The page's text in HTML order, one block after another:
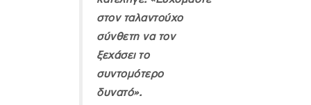
στον ταλαντούχο
σύνθετη να τον
ξεχάσει το
συντομότερο
δυνατό».